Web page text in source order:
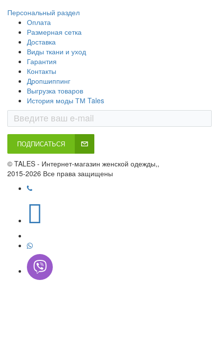
Персональный раздел
Оплата
Размерная сетка
Доставка
Виды ткани и уход
Гарантия
Контакты
Дропшиппинг
Выгрузка товаров
История моды ТМ Tales
ПОДПИСАТЬСЯ
© TALES - Интернет-магазин женской одежды,,
2015-2026 Все права защищены